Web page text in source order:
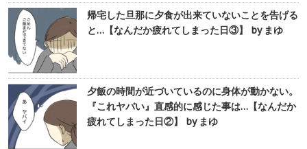
帰宅した旦那に夕食が出来ていないことを告げる
と…【なんだか疲れてしまった日③】 by まゆ
夕飯の時間が近づいているのに身体が動かない。
『これヤバい』直感的に感じた事は…【なんだか
疲れてしまった日②】 by まゆ